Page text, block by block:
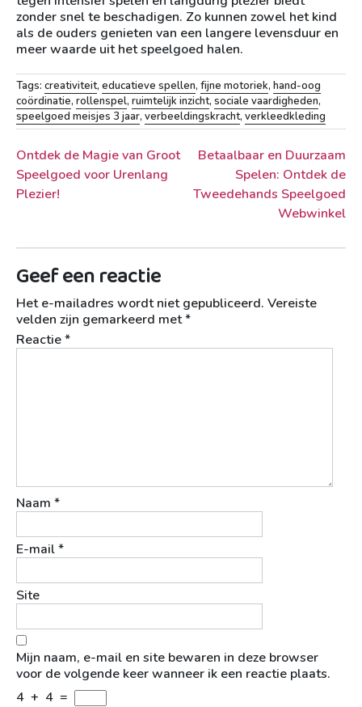
zonder snel te beschadigen. Zo kunnen zowel het kind
als de ouders genieten van een langere levensduur en
meer waarde uit het speelgoed halen.
Tags: creativiteit, educatieve spellen, fijne motoriek, hand-oog
coördinatie, rollenspel, ruimtelijk inzicht, sociale vaardigheden,
speelgoed meisjes 3 jaar, verbeeldingskracht, verkleedkleding
Berichtnavigatie
Ontdek de Magie van Groot
Speelgoed voor Urenlang
Plezier!
Betaalbaar en Duurzaam
Spelen: Ontdek de
Tweedehands Speelgoed
Webwinkel
Geef een reactie
Het e-mailadres wordt niet gepubliceerd. Vereiste
velden zijn gemarkeerd met*
Reactie*
Naam *
E-mail*
Site
Mijn naam, e-mail en site bewaren in deze browser
voor de volgende keer wanneer ik een reactie plaats.
4 + 4 =